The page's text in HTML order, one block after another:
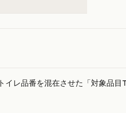
レ品番を混在させた「対象品